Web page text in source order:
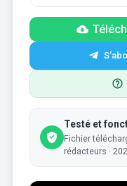
Testé et
Fichier
rédacteurs ·